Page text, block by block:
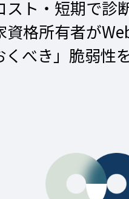
スト・短期で診
資格所有者が
くべき」脆弱性